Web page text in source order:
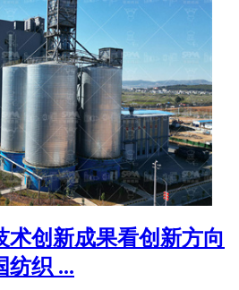
术创新成果看创新方向
纺织 ...